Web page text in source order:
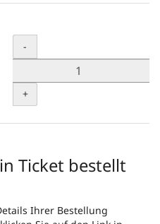
Menge
-
+
Ticket bestellt
Ihrer Bestellung